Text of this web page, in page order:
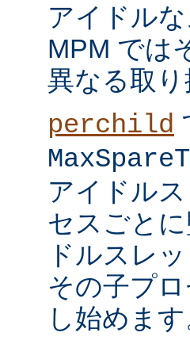
アイドル
MPM では
異なる取
perchild
アイドル
セスごと
ドルスレ
その子プ
し始めます